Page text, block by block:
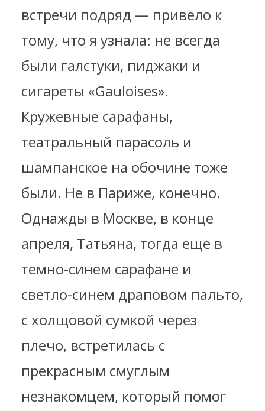
встречи подряд — привело к
тому, что я узнала: не всегда
были галстуки, пиджаки и
сигареты «Gauloises».
Кружевные сарафаны,
театральный парасоль и
шампанское на обочине тоже
были. Не в Париже, конечно.
Однажды в Москве, в конце
апреля, Татьяна, тогда еще в
темно-синем сарафане и
светло-синем драповом пальто,
с холщовой сумкой через
плечо, встретилась с
прекрасным смуглым
незнакомцем, который помог